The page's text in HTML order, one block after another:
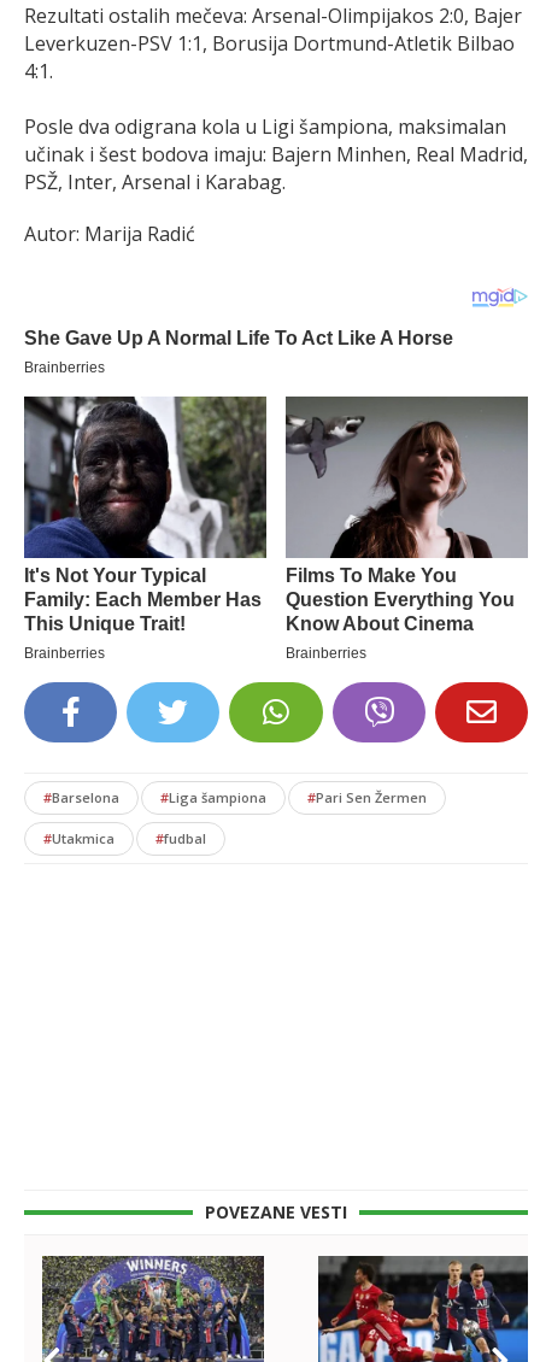
Rezultati ostalih mečeva: Arsenal-Olimpijakos 2:0, Bajer
Leverkuzen-PSV 1:1, Borusija Dortmund-Atletik Bilbao
4:1.
Posle dva odigrana kola u Ligi šampiona, maksimalan
učinak i šest bodova imaju: Bajern Minhen, Real Madrid,
PSŽ, Inter, Arsenal i Karabag.
Autor: Marija Radić
#Barselona #Liga šampiona #Pari Sen Žermen
#Utakmica #fudbal
POVEZANE VESTI